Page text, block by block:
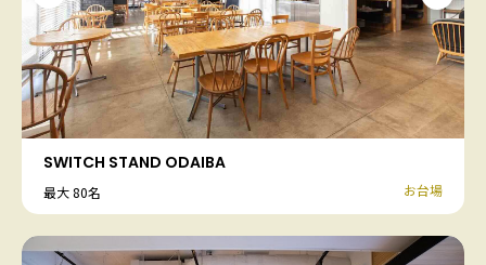
SWITCH STAND ODAIBA
最大 80名 お台場